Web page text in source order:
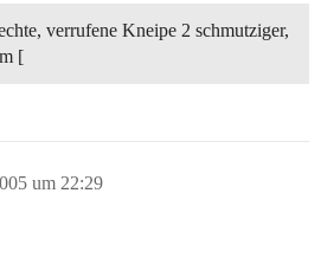
verrufene Kneipe 2 schmutziger,
[
um 22:29